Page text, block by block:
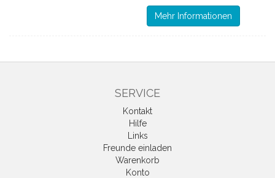
Mehr Informationen
SERVICE
Kontakt
Hilfe
Links
Freunde einladen
Warenkorb
Konto